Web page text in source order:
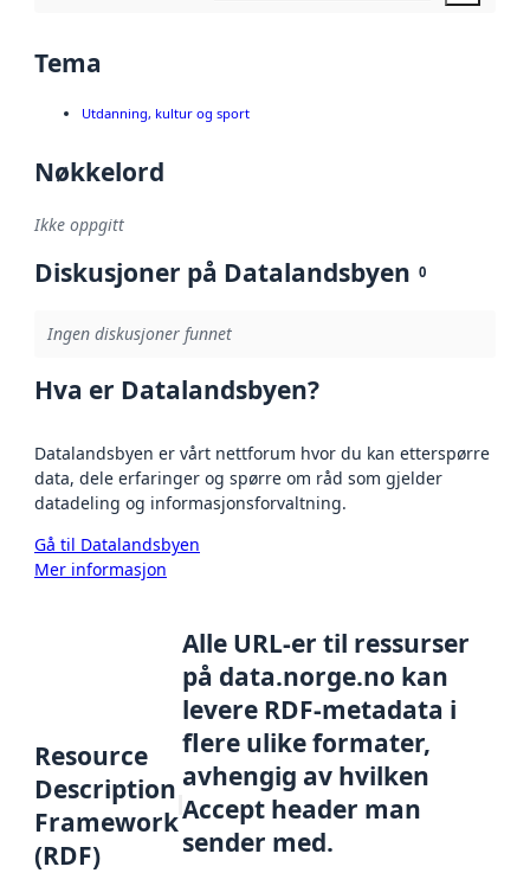
Tema
Utdanning, kultur og sport
Nøkkelord
Ikke oppgitt
Diskusjoner på Datalandsbyen 0
Ingen diskusjoner funnet
Hva er Datalandsbyen?
Datalandsbyen er vårt nettforum hvor du kan etterspørre
data, dele erfaringer og spørre om råd som gjelder
datadeling og informasjonsforvaltning.
Gå til Datalandsbyen
Mer informasjon
Resource
Description
Framework
(RDF)
Alle URL-er til ressurser
på data.norge.no kan
levere RDF-metadata i
flere ulike formater,
avhengig av hvilken
Accept header man
sender med.